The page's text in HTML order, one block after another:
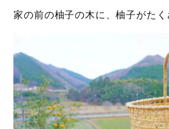
家の前の柚子の木に、柚子がたく